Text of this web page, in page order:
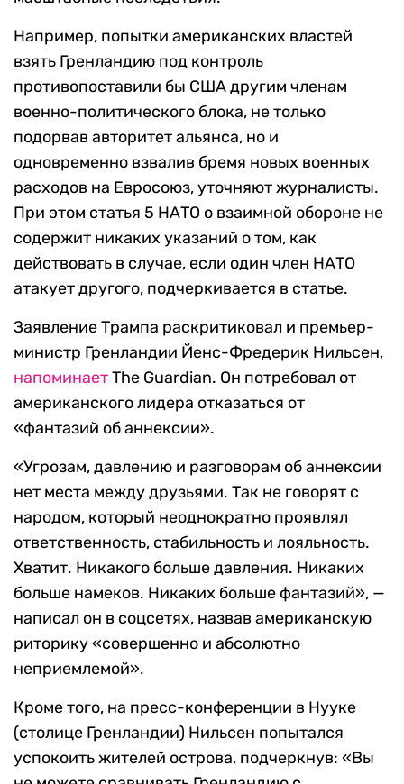
Например, попытки американских властей
взять Гренландию под контроль
противопоставили бы США другим членам
военно-политического блока, не только
подорвав авторитет альянса, но и
одновременно взвалив бремя новых военных
расходов на Евросоюз, уточняют журналисты.
При этом статья 5 НАТО о взаимной обороне не
содержит никаких указаний о том, как
действовать в случае, если один член НАТО
атакует другого, подчеркивается в статье.
Заявление Трампа раскритиковал и премьер-
министр Гренландии Йенс-Фредерик Нильсен,
напоминаетThe Guardian. Он потребовал от
американского лидера отказаться от
«фантазий об аннексии».
«Угрозам, давлению и разговорам об аннексии
нет места между друзьями. Так не говорят с
народом, который неоднократно проявлял
ответственность, стабильность и лояльность.
Хватит. Никакого больше давления. Никаких
больше намеков. Никаких больше фантазий», —
написал он в соцсетях, назвав американскую
риторику «совершенно и абсолютно
неприемлемой».
Кроме того, на пресс-конференции в Нууке
(столице Гренландии) Нильсен попытался
успокоить жителей острова, подчеркнув: «Вы